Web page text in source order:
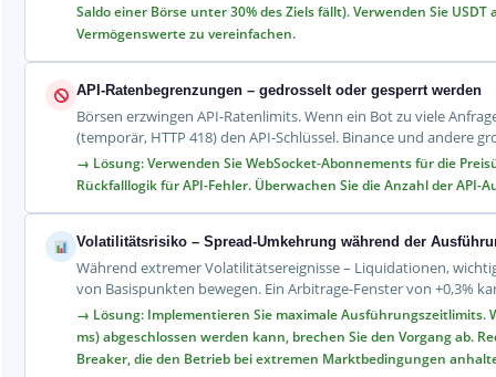
Saldo einer Börse unter 30% des Ziels fällt). Verwenden Sie
Vermögenswerte zu vereinfachen.
API-Ratenbegrenzungen – gedrosselt oder gesperrt werden
Börsen erzwingen API-Ratenlimits. Wenn ein Bot zu viele
(temporär, HTTP 418) den API-Schlüssel. Binance und andere
→ Lösung: Verwenden Sie WebSocket-Abonnements für die
Rückfalllogik für API-Fehler. Überwachen Sie die Anzahl der
Volatilitätsrisiko – Spread-Umkehrung während der
Während extremer Volatilitätsereignisse – Liquidationen,
von Basispunkten bewegen. Ein Arbitrage-Fenster von +0,3%
→ Lösung: Implementieren Sie maximale Ausführungszeitlimits.
ms) abgeschlossen werden kann, brechen Sie den Vorgang ab.
Breaker, die den Betrieb bei extremen Marktbedingungen